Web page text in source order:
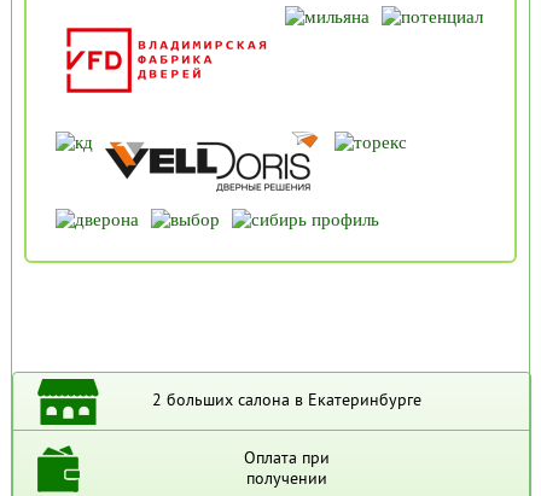
2 больших салона в Екатеринбурге
Оплата при
получении